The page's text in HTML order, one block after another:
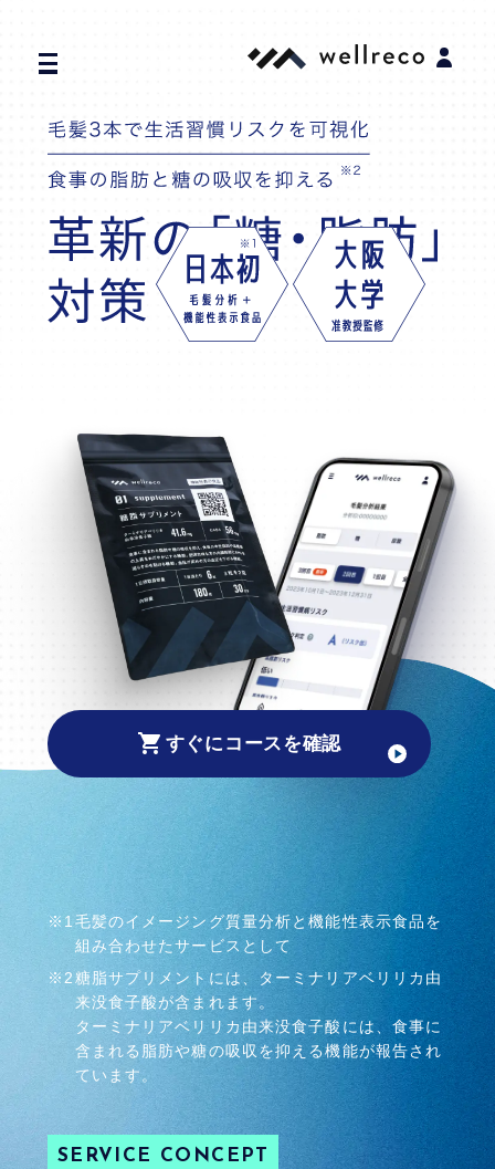
すぐにコースを確認
※1 毛髪のイメージング質量分析と機能性表示食品を
組み合わせたサービスとして
※2糖脂サプリメントには、ターミナリアベリリカ由
来没食子酸が含まれます。
ターミナリアベリリカ由来没食子酸には、食事に
含まれる脂肪や糖の吸収を抑える機能が報告され
ています。
SERVICE CONCEPT